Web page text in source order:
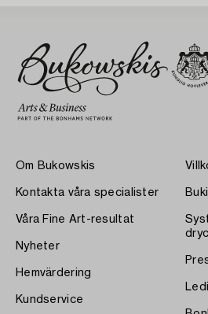
Om Bukowskis
Kontakta våra specialister
Våra Fine Art-resultat
Nyheter
Hemvärdering
Kundservice